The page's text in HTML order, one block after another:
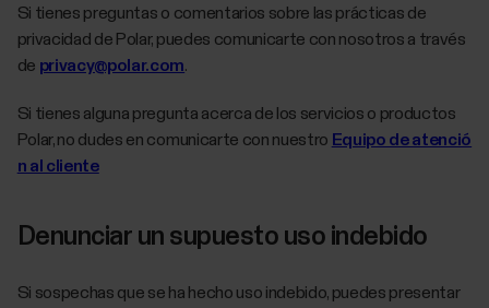
Si tienes preguntas o comentarios sobre las prácticas de
privacidad de Polar, puedes comunicarte con nosotros a través
de privacy@polar.com.
Si tienes alguna pregunta acerca de los servicios o productos
Polar, no dudes en comunicarte con nuestro Equipo de atenció
n al cliente
Denunciar un supuesto uso indebido
Si sospechas que se ha hecho uso indebido, puedes presentar